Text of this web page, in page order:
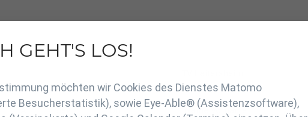
A Sieg UB Name Vorname
GEHT'S LOS!
möchten wir Cookies des Dienstes Matomo
Besucherstatistik), sowie Eye-Able® (Assistenzsoftware),